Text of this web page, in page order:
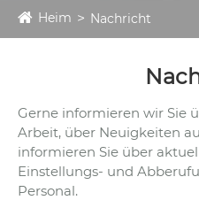
Heim Nachricht
Gerne informieren wir Sie
Arbeit, über Neuigkeiten
informieren Sie über
Einstellungs- und
Personal.